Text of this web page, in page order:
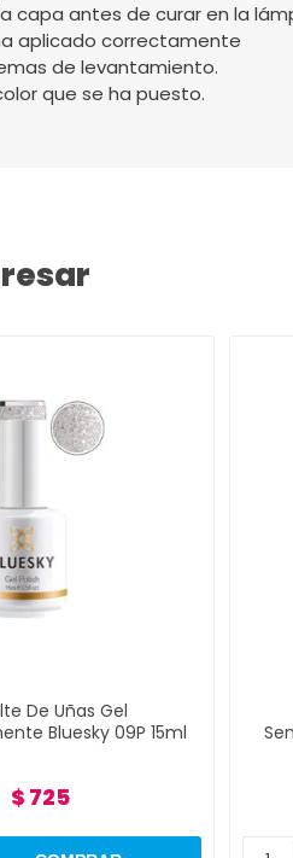
capa antes de curar en la
aplicado correctamente
de levantamiento.
que se ha puesto.
Gel
09P 15ml